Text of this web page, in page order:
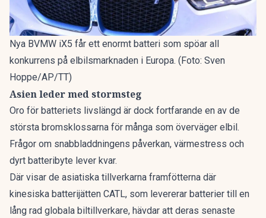
Nya BVMW iX5 får ett enormt batteri som spöar all
konkurrens på elbilsmarknaden i Europa. (Foto: Sven
Hoppe/AP/TT)
Asien leder med stormsteg
Oro för batteriets livslängd är dock fortfarande en av de
största bromsklossarna för många som överväger elbil.
Frågor om snabbladdningens påverkan, värmestress och
dyrt batteribyte lever kvar.
Där visar de asiatiska tillverkarna framfötterna där
kinesiska batterijätten CATL, som levererar batterier till en
lång rad globala biltillverkare, hävdar att deras senaste